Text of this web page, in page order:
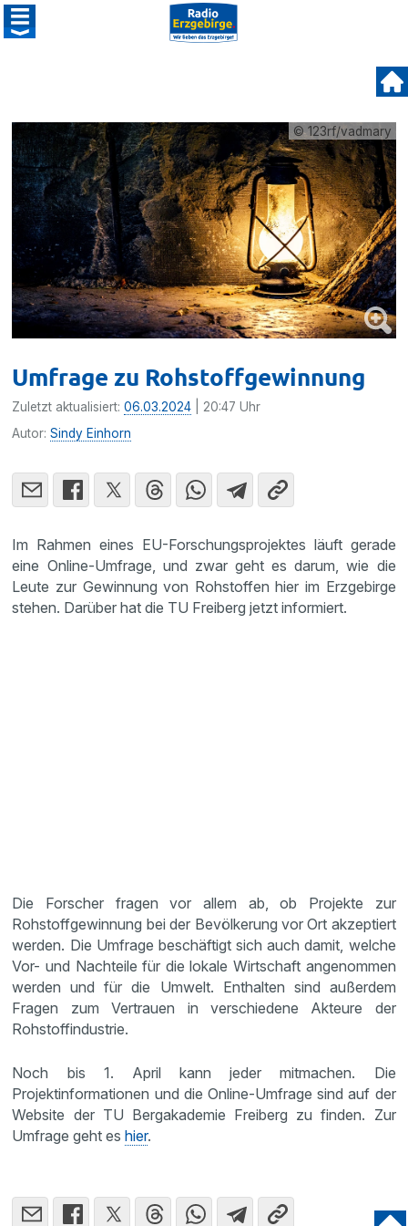
© 123rf/vadmary
Umfrage zu Rohstoffgewinnung
Zuletzt aktualisiert:06.03.2024 | 20:47 Uhr
Autor:Sindy Einhorn
Im Rahmen eines EU-Forschungsprojektes läuft gerade
eine Online-Umfrage, und zwar geht es darum, wie die
Leute zur Gewinnung von Rohstoffen hier im Erzgebirge
stehen. Darüber hat die TU Freiberg jetzt informiert.
Die Forscher fragen vor allem ab, ob Projekte zur
Rohstoffgewinnung bei der Bevölkerung vor Ort akzeptiert
werden. Die Umfrage beschäftigt sich auch damit, welche
Vor- und Nachteile für die lokale Wirtschaft angenommen
werden und für die Umwelt. Enthalten sind außerdem
Fragen zum Vertrauen in verschiedene Akteure der
Rohstoffindustrie.
Noch bis 1. April kann jeder mitmachen. Die
Projektinformationen und die Online-Umfrage sind auf der
Website der TU Bergakademie Freiberg zu finden. Zur
Umfrage geht eshier.